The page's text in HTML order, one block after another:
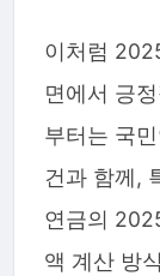
이처럼
면에서 긍
부터는 국
건과 함께,
연금의
액 계산 방